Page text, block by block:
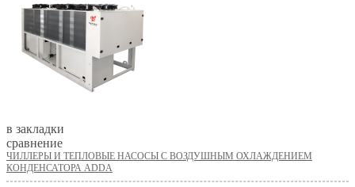
в закладки
сравнение
ЧИЛЛЕРЫ И ТЕПЛОВЫЕ НАСОСЫ С ВОЗДУШНЫМ ОХЛАЖДЕНИЕМ
КОНДЕНСАТОРА ADDA